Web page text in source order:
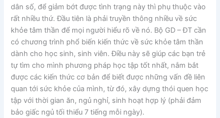
dân số, để giảm bớt được tình trạng này thì phụ thuộc vào
rất nhiều thứ. Đầu tiên là phải truyền thông nhiều về sức
khỏe tâm thần để mọi người hiểu rõ về nó. Bộ GD – ĐT cần
có chương trình phổ biến kiến thức về sức khỏe tâm thần
dành cho học sinh, sinh viên. Điều này sẽ giúp các bạn trẻ
tự tìm cho mình phương pháp học tập tốt nhất, nắm bắt
được các kiến thức cơ bản để biết được những vấn đề liên
quan tới sức khỏe của mình, từ đó, xây dựng thói quen học
tập với thời gian ăn, ngủ nghỉ, sinh hoạt hợp lý (phải đảm
bảo giấc ngủ tối thiểu 7 tiếng mỗi ngày).